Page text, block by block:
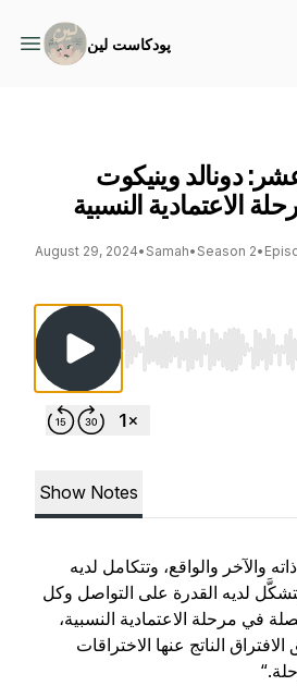
پودكاست لين
دونالد وينيكوت
الاعتمادية النسبية
August 29, 2024• Samah• Season 2•
Use Left/Right to
Show Notes
والآخر والواقع، وتتكامل لديه
لديه القدرة على التواصل وكل
في مرحلة الاعتمادية النسبية،
الناتج عنها الاختراقات